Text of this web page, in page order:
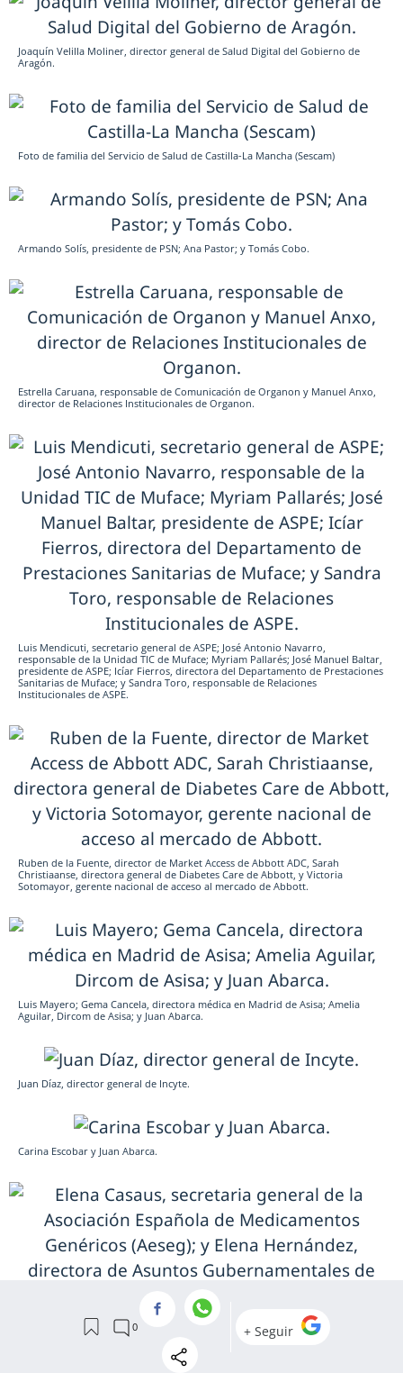
Joaquín Velilla Moliner, director general de Salud Digital del Gobierno de
Aragón.
Foto de familia del Servicio de Salud de Castilla-La Mancha (Sescam)
Armando Solís, presidente de PSN; Ana Pastor; y Tomás Cobo.
Estrella Caruana, responsable de Comunicación de Organon y Manuel Anxo,
director de Relaciones Institucionales de Organon.
Luis Mendicuti, secretario general de ASPE; José Antonio Navarro,
responsable de la Unidad TIC de Muface; Myriam Pallarés; José Manuel Baltar,
presidente de ASPE; Icíar Fierros, directora del Departamento de Prestaciones
Sanitarias de Muface; y Sandra Toro, responsable de Relaciones
Institucionales de ASPE.
Ruben de la Fuente, director de Market Access de Abbott ADC, Sarah
Christiaanse, directora general de Diabetes Care de Abbott, y Victoria
Sotomayor, gerente nacional de acceso al mercado de Abbott.
Luis Mayero; Gema Cancela, directora médica en Madrid de Asisa; Amelia
Aguilar, Dircom de Asisa; y Juan Abarca.
Juan Díaz, director general de Incyte.
Carina Escobar y Juan Abarca.
Elena Casaus, secretaria general de la Asociación Española de Medicamentos
Genéricos (Aeseg); y Elena Hernández, directora de Asuntos Gubernamentales